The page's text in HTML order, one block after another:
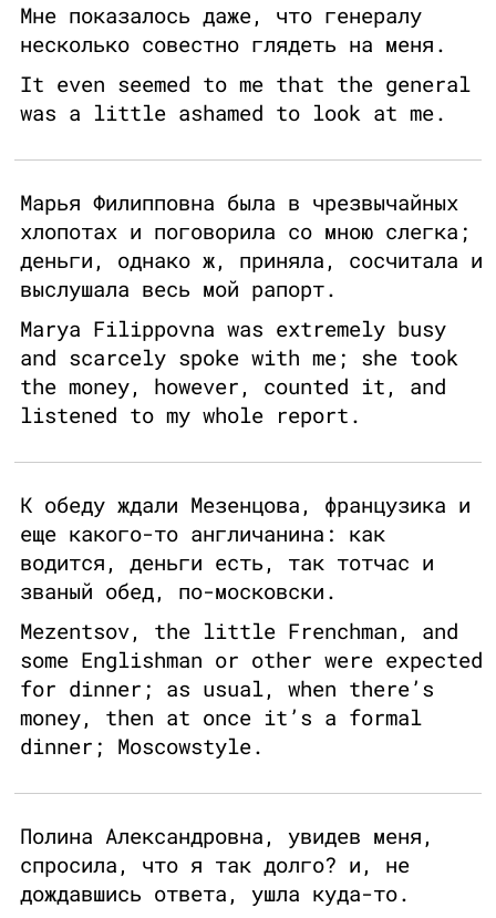
Мне показалось даже, что генералу
несколько совестно глядеть на меня.
It even seemed to me that the general
was a little ashamed to look at me.
Марья Филипповна была в чрезвычайных
хлопотах и поговорила со мною слегка;
деньги, однако ж, приняла, сосчитала и
выслушала весь мой рапорт.
Marya Filippovna was extremely busy
and scarcely spoke with me; she took
the money, however, counted it, and
listened to my whole report.
К обеду ждали Мезенцова, французика и
еще какого-то англичанина: как
водится, деньги есть, так тотчас и
званый обед, по-московски.
Mezentsov, the little Frenchman, and
some Englishman or other were expected
for dinner; as usual, when there’s
money, then at once it’s a formal
dinner; Moscowstyle.
Полина Александровна, увидев меня,
спросила, что я так долго? и, не
дождавшись ответа, ушла куда-то.